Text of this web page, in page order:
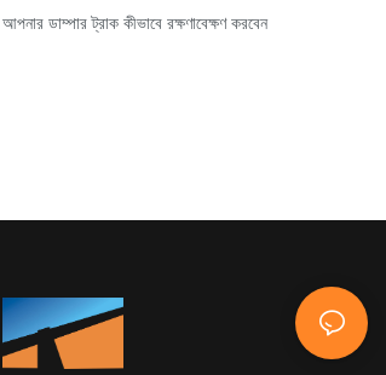
ডাম্পার ট্রাক কীভাবে রক্ষণাবেক্ষণ করবেন